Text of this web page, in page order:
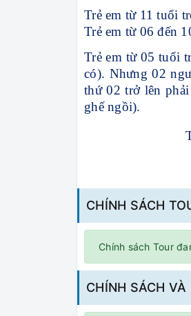
Trẻ em từ 11 tuổi
Trẻ em từ 06 đến
Trẻ em từ 05 tuổi
có). Nhưng 02
thứ 02 trở lên
ghế ngồi).
CHÍNH SÁCH
Chính sách Tour
CHÍNH SÁCH VÀ